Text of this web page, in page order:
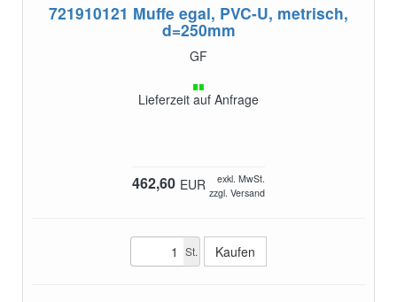
721910121 Muffe egal, PVC-U, metrisch,
d=250mm
GF
Lieferzeit auf Anfrage
462,60 EUR
exkl. MwSt.
zzgl. Versand
St.